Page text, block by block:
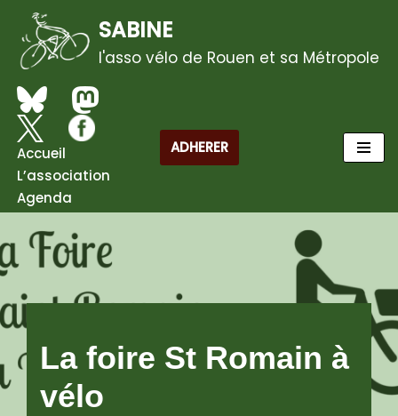
Aller
au
contenu
SABINE
l'asso vélo de Rouen et sa Métropole
Accueil
L’association
Agenda
ADHERER
La foire St Romain à
vélo